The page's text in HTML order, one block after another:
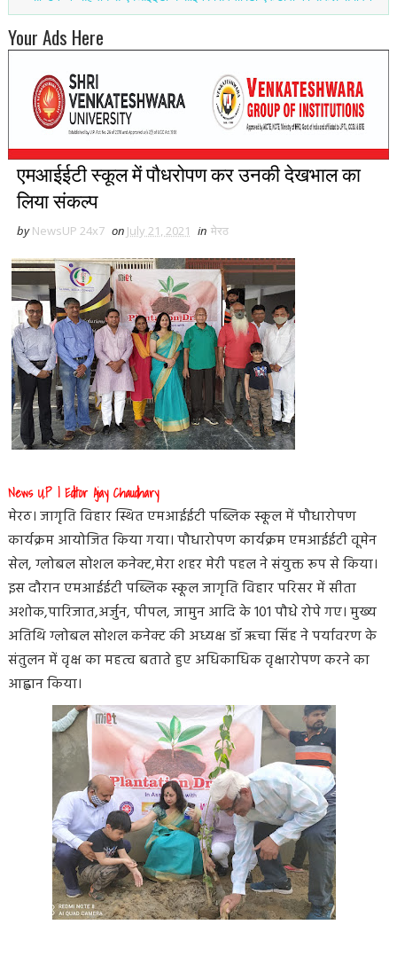
Your Ads Here
एमआईईटी स्कूल में पौधरोपण कर उनकी देखभाल का
लिया संकल्प
by NewsUP 24x7 on July 21, 2021 in मेरठ
News U.P | Editor Ajay Chaudhary
मेरठ। जागृति विहार स्थित एमआईईटी पब्लिक स्कूल में पौधारोपण
कार्यक्रम आयोजित किया गया। पौधारोपण कार्यक्रम एमआईईटी वूमेन
सेल, ग्लोबल सोशल कनेक्ट,मेरा शहर मेरी पहल ने संयुक्त रूप से किया।
इस दौरान एमआईईटी पब्लिक स्कूल जागृति विहार परिसर में सीता
अशोक,पारिजात,अर्जुन, पीपल, जामुन आदि के 101 पौधे रोपे गए। मुख्य
अतिथि ग्लोबल सोशल कनेक्ट की अध्यक्ष डॉ ऋचा सिंह ने पर्यावरण के
संतुलन में वृक्ष का महत्व बताते हुए अधिकाधिक वृक्षारोपण करने का
आह्वान किया।